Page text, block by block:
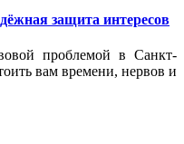
защита интересов
проблемой в Санкт-
вам времени, нервов и